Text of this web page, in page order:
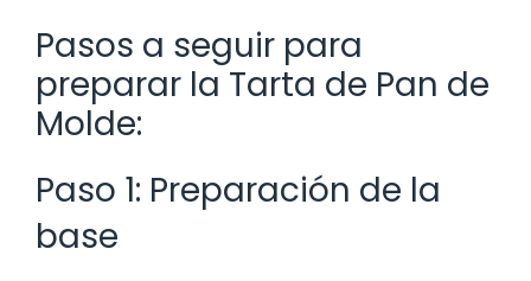
Pasos a seguir para
preparar la Tarta de Pan de
Molde:
Paso 1: Preparación de la
base